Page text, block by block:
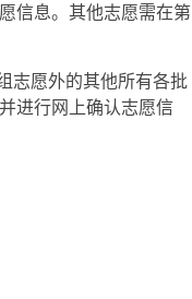
信息。其他志愿需在第
志愿外的其他所有各批
进行网上确认志愿信